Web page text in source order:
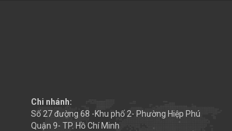
Chi nhánh:
Số 27 đường 68 -Khu phố 2- Phường Hiệp Phú
Quận 9- TP. Hồ Chí Minh